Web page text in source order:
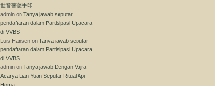
世音菩薩手印
admin on Tanya jawab seputar
pendaftaran dalam Partisipasi Upacara
di VVBS
Luis Hansen on Tanya jawab seputar
pendaftaran dalam Partisipasi Upacara
di VVBS
admin on Tanya jawab Dengan Vajra
Acarya Lian Yuan Seputar Ritual Api
Homa